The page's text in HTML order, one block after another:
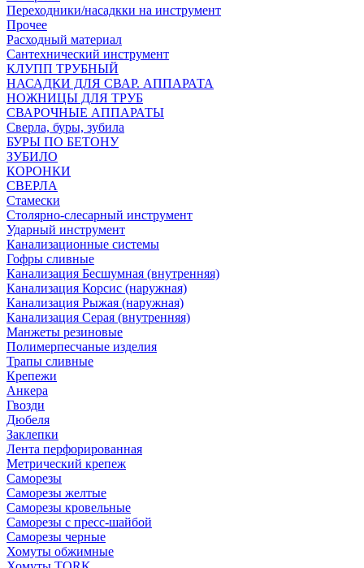
Переходники/насадкки на инструмент
Прочее
Расходный материал
Сантехнический инструмент
КЛУПП ТРУБНЫЙ
НАСАДКИ ДЛЯ СВАР. АППАРАТА
НОЖНИЦЫ ДЛЯ ТРУБ
СВАРОЧНЫЕ АППАРАТЫ
Сверла, буры, зубила
БУРЫ ПО БЕТОНУ
ЗУБИЛО
КОРОНКИ
СВЕРЛА
Стамески
Столярно-слесарный инструмент
Ударный инструмент
Канализационные системы
Гофры сливные
Канализация Бесшумная (внутренняя)
Канализация Корсис (наружная)
Канализация Рыжая (наружная)
Канализация Серая (внутренняя)
Манжеты резиновые
Полимерпесчаные изделия
Трапы сливные
Крепежи
Анкера
Гвозди
Дюбеля
Заклепки
Лента перфорированная
Метрический крепеж
Саморезы
Саморезы желтые
Саморезы кровельные
Саморезы с пресс-шайбой
Саморезы черные
Хомуты обжимные